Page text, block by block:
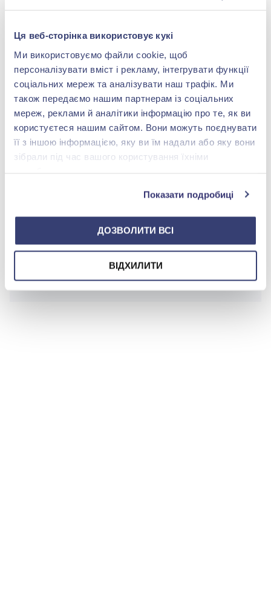
Ця веб-сторінка використовує кукі
Ми використовуємо файли cookie, щоб
персоналізувати вміст і рекламу, інтегрувати функції
соціальних мереж та аналізувати наш трафік. Ми
також передаємо нашим партнерам із соціальних
мереж, реклами й аналітики інформацію про те, як ви
користуєтеся нашим сайтом. Вони можуть поєднувати
її з іншою інформацією, яку ви їм надали або яку вони
зібрали під час вашого користування їхніми
Показати подробиці
ДОЗВОЛИТИ ВСІ
ВІДХИЛИТИ
Метал:
Покриття: Родіювання
БРЕНДОВЕ ПАКУВАННЯ
shop@zolotakoroleva.ua
0 800 501 276